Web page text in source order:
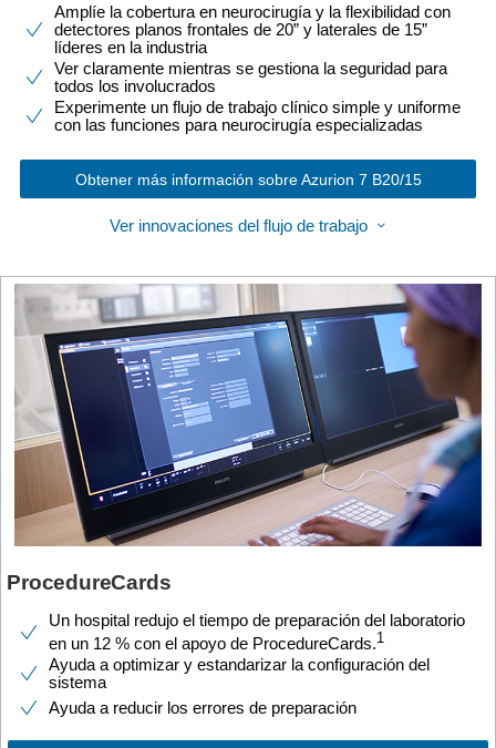
Amplíe la cobertura en neurocirugía y la flexibilidad con
detectores planos frontales de 20” y laterales de 15”
líderes en la industria
Ver claramente mientras se gestiona la seguridad para
todos los involucrados
Experimente un flujo de trabajo clínico simple y uniforme
con las funciones para neurocirugía especializadas
Obtener más información sobre Azurion 7 B20/15
Ver innovaciones del flujo de trabajo
ProcedureCards
Un hospital redujo el tiempo de preparación del laboratorio
en un 12 % con el apoyo de ProcedureCards.1
Ayuda a optimizar y estandarizar la configuración del
sistema
Ayuda a reducir los errores de preparación